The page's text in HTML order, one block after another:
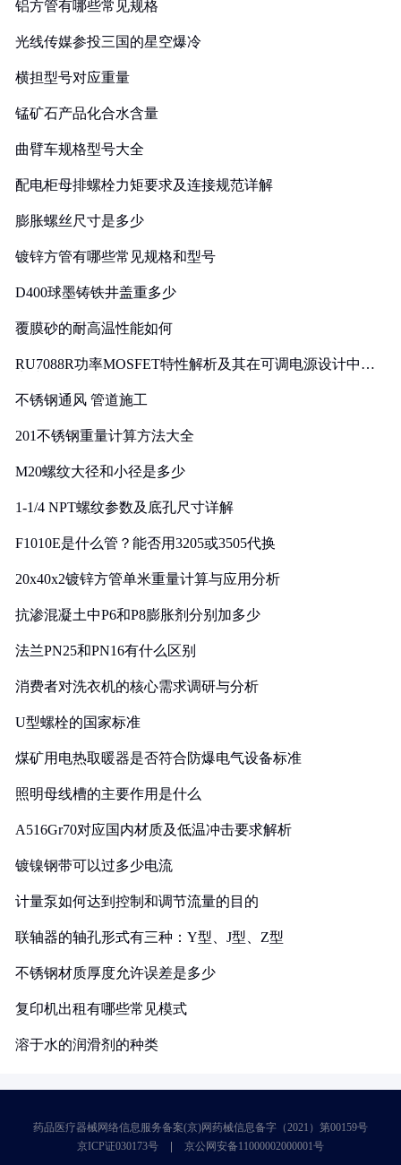
铝方管有哪些常见规格
光线传媒参投三国的星空爆冷
横担型号对应重量
锰矿石产品化合水含量
曲臂车规格型号大全
配电柜母排螺栓力矩要求及连接规范详解
膨胀螺丝尺寸是多少
镀锌方管有哪些常见规格和型号
D400球墨铸铁井盖重多少
覆膜砂的耐高温性能如何
RU7088R功率MOSFET特性解析及其在可调电源设计中的
不锈钢通风 管道施工
201不锈钢重量计算方法大全
M20螺纹大径和小径是多少
1-1/4 NPT螺纹参数及底孔尺寸详解
F1010E是什么管？能否用3205或3505代换
20x40x2镀锌方管单米重量计算与应用分析
抗渗混凝土中P6和P8膨胀剂分别加多少
法兰PN25和PN16有什么区别
消费者对洗衣机的核心需求调研与分析
U型螺栓的国家标准
煤矿用电热取暖器是否符合防爆电气设备标准
照明母线槽的主要作用是什么
A516Gr70对应国内材质及低温冲击要求解析
镀镍钢带可以过多少电流
计量泵如何达到控制和调节流量的目的
联轴器的轴孔形式有三种：Y型、J型、Z型
不锈钢材质厚度允许误差是多少
复印机出租有哪些常见模式
溶于水的润滑剂的种类
药品医疗器械网络信息服务备案(京)网药械信息备字（2021）第00159号
京ICP证030173号
京公网安备11000002000001号